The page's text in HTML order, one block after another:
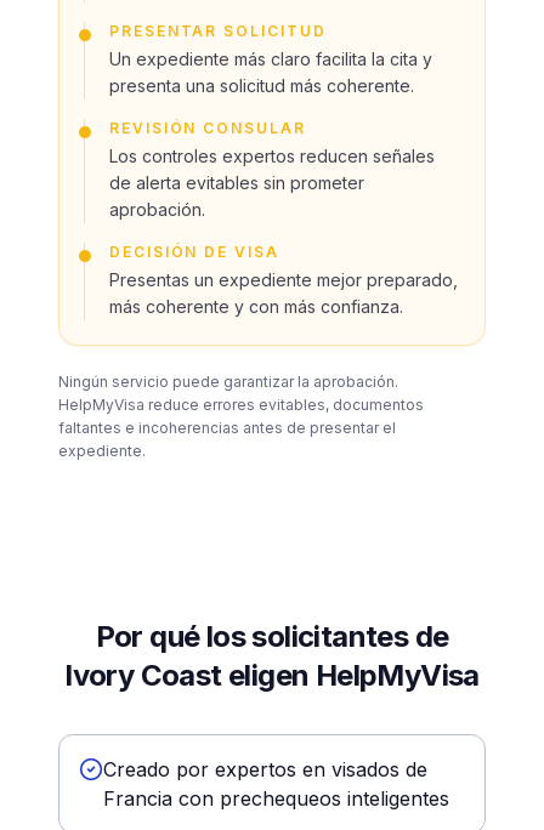
PRESENTAR SOLICITUD
Un expediente más claro facilita la cita y
presenta una solicitud más coherente.
REVISIÓN CONSULAR
Los controles expertos reducen señales
de alerta evitables sin prometer
aprobación.
DECISIÓN DE VISA
Presentas un expediente mejor preparado,
más coherente y con más confianza.
Ningún servicio puede garantizar la aprobación.
HelpMyVisa reduce errores evitables, documentos
faltantes e incoherencias antes de presentar el
expediente.
Por qué los solicitantes de
Ivory Coast eligen HelpMyVisa
Creado por expertos en visados de
Francia con prechequeos inteligentes